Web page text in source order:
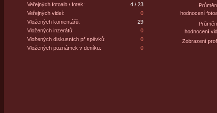
Veřejných fotoalb / fotek:
4 / 23
Veřejných videí:
0
Vložených komentářů:
29
Vložených inzerátů:
0
Vložených diskusních příspěvků:
0
Vložených poznámek v deníku:
0
hodnocení
hodnocení
Zobrazení